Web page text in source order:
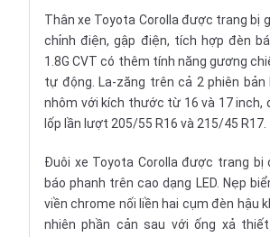
Thân xe Toyota Corolla được trang bị
chỉnh điện, gập điện, tích hợp đèn
1.8G CVT có thêm tính năng gương
tự động. La-zăng trên cả 2 phiên
nhôm với kích thước từ 16 và 17 inch,
lốp lần lượt 205/55 R16 và 215/45 R17.
Đuôi xe Toyota Corolla được trang bị
báo phanh trên cao dạng LED. Nẹp
viền chrome nối liền hai cụm đèn hậu
nhiên phần cản sau với ống xả